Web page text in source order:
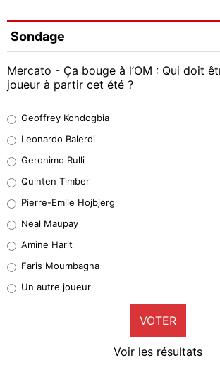
Sondage
Mercato - Ça bouge à l’OM : Qui doit
joueur à partir cet été ?
38%
32%
5%
1%
9%
Geoffrey Kondogbia
Leonardo Balerdi
Geronimo Rulli
Quinten Timber
Pierre-Emile Hojbjerg
Neal Maupay
Amine Harit
Faris Moumbagna
Un autre joueur
VOTER
Voir les résultats